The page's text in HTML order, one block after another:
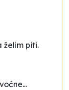
želim piti.